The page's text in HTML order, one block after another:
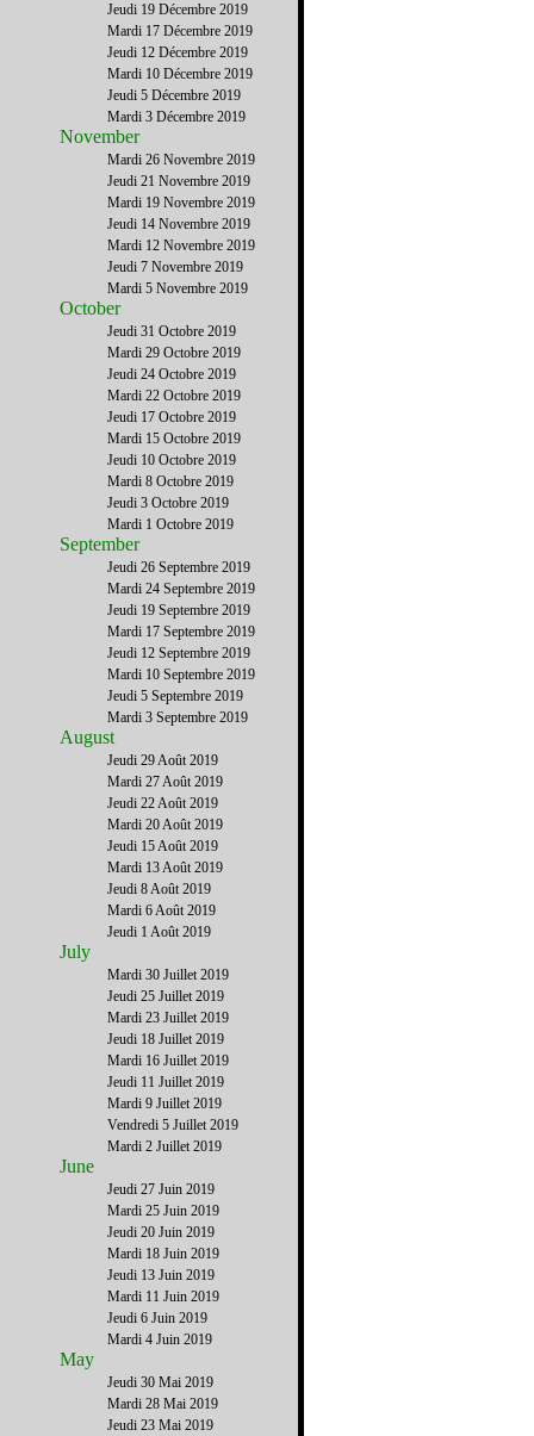
Jeudi 19 Décembre 2019
Mardi 17 Décembre 2019
Jeudi 12 Décembre 2019
Mardi 10 Décembre 2019
Jeudi 5 Décembre 2019
Mardi 3 Décembre 2019
November
Mardi 26 Novembre 2019
Jeudi 21 Novembre 2019
Mardi 19 Novembre 2019
Jeudi 14 Novembre 2019
Mardi 12 Novembre 2019
Jeudi 7 Novembre 2019
Mardi 5 Novembre 2019
October
Jeudi 31 Octobre 2019
Mardi 29 Octobre 2019
Jeudi 24 Octobre 2019
Mardi 22 Octobre 2019
Jeudi 17 Octobre 2019
Mardi 15 Octobre 2019
Jeudi 10 Octobre 2019
Mardi 8 Octobre 2019
Jeudi 3 Octobre 2019
Mardi 1 Octobre 2019
September
Jeudi 26 Septembre 2019
Mardi 24 Septembre 2019
Jeudi 19 Septembre 2019
Mardi 17 Septembre 2019
Jeudi 12 Septembre 2019
Mardi 10 Septembre 2019
Jeudi 5 Septembre 2019
Mardi 3 Septembre 2019
August
Jeudi 29 Août 2019
Mardi 27 Août 2019
Jeudi 22 Août 2019
Mardi 20 Août 2019
Jeudi 15 Août 2019
Mardi 13 Août 2019
Jeudi 8 Août 2019
Mardi 6 Août 2019
Jeudi 1 Août 2019
July
Mardi 30 Juillet 2019
Jeudi 25 Juillet 2019
Mardi 23 Juillet 2019
Jeudi 18 Juillet 2019
Mardi 16 Juillet 2019
Jeudi 11 Juillet 2019
Mardi 9 Juillet 2019
Vendredi 5 Juillet 2019
Mardi 2 Juillet 2019
June
Jeudi 27 Juin 2019
Mardi 25 Juin 2019
Jeudi 20 Juin 2019
Mardi 18 Juin 2019
Jeudi 13 Juin 2019
Mardi 11 Juin 2019
Jeudi 6 Juin 2019
Mardi 4 Juin 2019
May
Jeudi 30 Mai 2019
Mardi 28 Mai 2019
Jeudi 23 Mai 2019